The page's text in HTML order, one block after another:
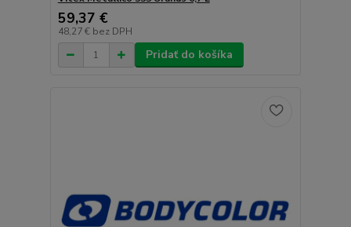
59,37 €
48,27 € bez DPH
Pridať do košíka